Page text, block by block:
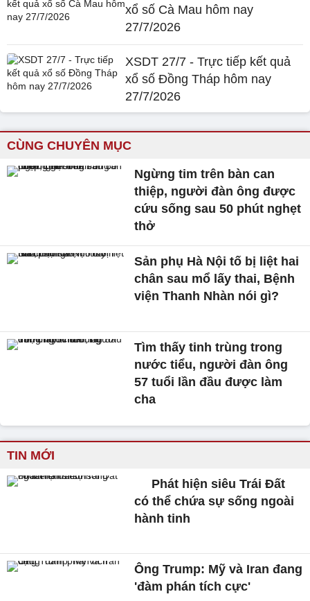
xổ số Cà Mau hôm nay
27/7/2026
XSDT 27/7 - Trực tiếp kết quả
xổ số Đồng Tháp hôm nay
27/7/2026
CÙNG CHUYÊN MỤC
Ngừng tim trên bàn can
thiệp, người đàn ông được
cứu sống sau 50 phút nghẹt
thở
Sản phụ Hà Nội tố bị liệt hai
chân sau mổ lấy thai, Bệnh
viện Thanh Nhàn nói gì?
Tìm thấy tinh trùng trong
nước tiểu, người đàn ông
57 tuổi lần đầu được làm
cha
TIN MỚI
Phát hiện siêu Trái Đất
có thể chứa sự sống ngoài
hành tinh
Ông Trump: Mỹ và Iran đang
'đàm phán tích cực'